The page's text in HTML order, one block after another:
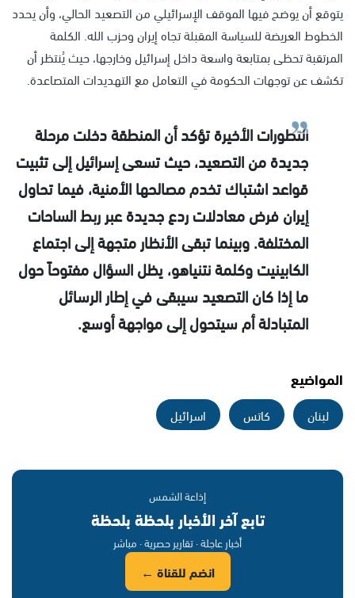
يتوقع أن يوضح فيها الموقف الإسرائيلي من التصعيد الحالي، وأن يحدد
الخطوط العريضة للسياسة المقبلة تجاه إيران وحزب الله. الكلمة
المرتقبة تحظى بمتابعة واسعة داخل إسرائيل وخارجها، حيث يُنتظر أن
تكشف عن توجهات الحكومة في التعامل مع التهديدات المتصاعدة.
التطورات الأخيرة تؤكد أن المنطقة دخلت مرحلة
جديدة من التصعيد، حيث تسعى إسرائيل إلى تثبيت
قواعد اشتباك تخدم مصالحها الأمنية، فيما تحاول
إيران فرض معادلات ردع جديدة عبر ربط الساحات
المختلفة. وبينما تبقى الأنظار متجهة إلى اجتماع
الكابينيت وكلمة نتنياهو، يظل السؤال مفتوحاً حول
ما إذا كان التصعيد سيبقى في إطار الرسائل
المتبادلة أم سيتحول إلى مواجهة أوسع.
المواضيع
لبنان كاتس اسرائيل
إذاعة الشمس
تابع آخر الأخبار بلحظة بلحظة
أخبار عاجلة · تقارير حصرية · مباشر
انضم للقناة ←